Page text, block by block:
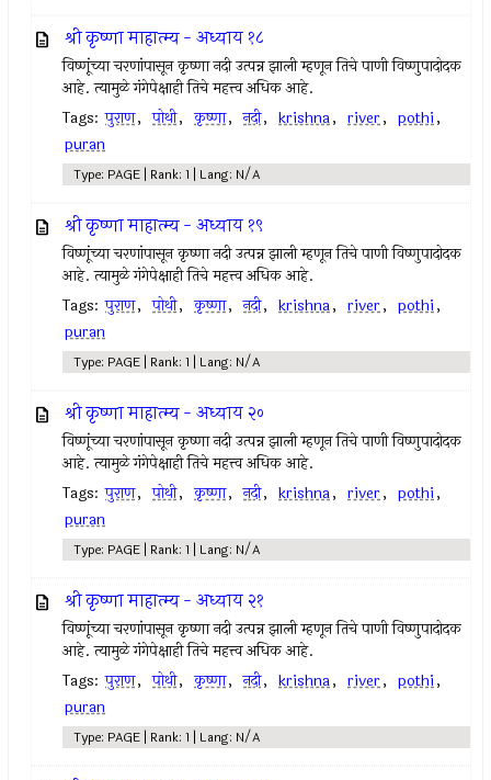
श्री कृष्णा माहात्म्य - अध्याय १८
विष्णूंच्या चरणांपासून कृष्णा नदी उत्पन्न झाली म्हणून तिचे पाणी विष्णुपादोदक
आहे. त्यामुळे गंगेपेक्षाही तिचे महत्त्व अधिक आहे.
Tags: पुराण, पोथी, कृष्णा, नदी, krishna, river, pothi,
puran
Type: PAGE | Rank: 1 | Lang: N/A
श्री कृष्णा माहात्म्य - अध्याय १९
विष्णूंच्या चरणांपासून कृष्णा नदी उत्पन्न झाली म्हणून तिचे पाणी विष्णुपादोदक
आहे. त्यामुळे गंगेपेक्षाही तिचे महत्त्व अधिक आहे.
Tags: पुराण, पोथी, कृष्णा, नदी, krishna, river, pothi,
puran
Type: PAGE | Rank: 1 | Lang: N/A
श्री कृष्णा माहात्म्य - अध्याय २०
विष्णूंच्या चरणांपासून कृष्णा नदी उत्पन्न झाली म्हणून तिचे पाणी विष्णुपादोदक
आहे. त्यामुळे गंगेपेक्षाही तिचे महत्त्व अधिक आहे.
Tags: पुराण, पोथी, कृष्णा, नदी, krishna, river, pothi,
puran
Type: PAGE | Rank: 1 | Lang: N/A
श्री कृष्णा माहात्म्य - अध्याय २१
विष्णूंच्या चरणांपासून कृष्णा नदी उत्पन्न झाली म्हणून तिचे पाणी विष्णुपादोदक
आहे. त्यामुळे गंगेपेक्षाही तिचे महत्त्व अधिक आहे.
Tags: पुराण, पोथी, कृष्णा, नदी, krishna, river, pothi,
puran
Type: PAGE | Rank: 1 | Lang: N/A